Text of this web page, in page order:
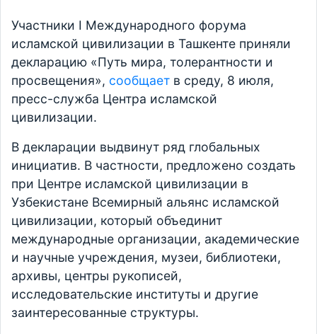
Участники I Международного форума
исламской цивилизации в Ташкенте приняли
декларацию «Путь мира, толерантности и
просвещения», сообщает в среду, 8 июля,
пресс-служба Центра исламской
цивилизации.
В декларации выдвинут ряд глобальных
инициатив. В частности, предложено создать
при Центре исламской цивилизации в
Узбекистане Всемирный альянс исламской
цивилизации, который объединит
международные организации, академические
и научные учреждения, музеи, библиотеки,
архивы, центры рукописей,
исследовательские институты и другие
заинтересованные структуры.